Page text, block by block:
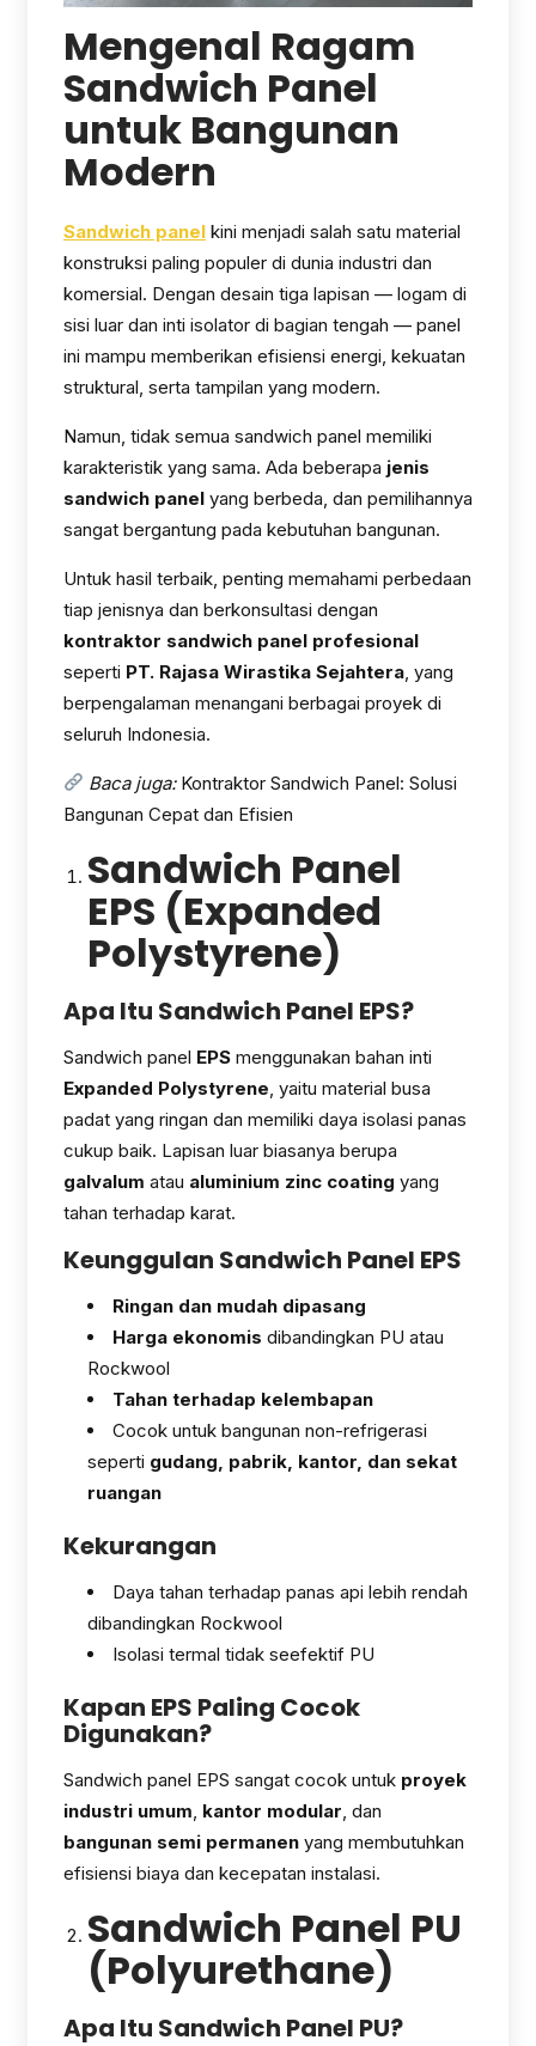
Mengenal Ragam
Sandwich Panel
untuk Bangunan
Modern
Sandwich panel kini menjadi salah satu material
konstruksi paling populer di dunia industri dan
komersial. Dengan desain tiga lapisan — logam di
sisi luar dan inti isolator di bagian tengah — panel
ini mampu memberikan efisiensi energi, kekuatan
struktural, serta tampilan yang modern.
Namun, tidak semua sandwich panel memiliki
karakteristik yang sama. Ada beberapa jenis
sandwich panel yang berbeda, dan pemilihannya
sangat bergantung pada kebutuhan bangunan.
Untuk hasil terbaik, penting memahami perbedaan
tiap jenisnya dan berkonsultasi dengan
kontraktor sandwich panel profesional
seperti PT. Rajasa Wirastika Sejahtera , yang
berpengalaman menangani berbagai proyek di
seluruh Indonesia.
Baca juga:Kontraktor Sandwich Panel: Solusi
Bangunan Cepat dan Efisien
Sandwich Panel
EPS (Expanded
Polystyrene)
Apa Itu Sandwich Panel EPS?
Sandwich panel EPS menggunakan bahan inti
Expanded Polystyrene , yaitu material busa
padat yang ringan dan memiliki daya isolasi panas
cukup baik. Lapisan luar biasanya berupa
galvalum atau aluminium zinc coating yang
tahan terhadap karat.
Keunggulan Sandwich Panel EPS
Ringan dan mudah dipasang
Harga ekonomis dibandingkan PU atau
Rockwool
Tahan terhadap kelembapan
Cocok untuk bangunan non-refrigerasi
seperti gudang, pabrik, kantor, dan sekat
ruangan
Kekurangan
Daya tahan terhadap panas api lebih rendah
dibandingkan Rockwool
Isolasi termal tidak seefektif PU
Kapan EPS Paling Cocok
Digunakan?
Sandwich panel EPS sangat cocok untuk proyek
industri umum kantor modular , dan
bangunan semi permanen yang membutuhkan
efisiensi biaya dan kecepatan instalasi.
Sandwich Panel PU
(Polyurethane)
Apa Itu Sandwich Panel PU?